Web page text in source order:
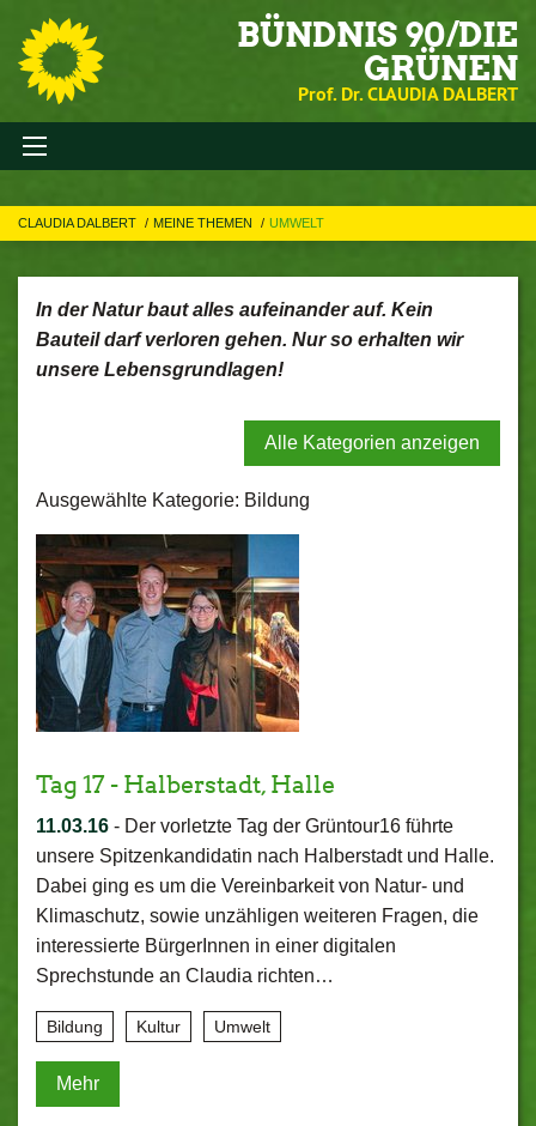
BÜNDNIS 90/DIE
GRÜNEN
Prof. Dr. CLAUDIA DALBERT
CLAUDIA DALBERT MEINE THEMEN UMWELT
In der Natur baut alles aufeinander auf. Kein
Bauteil darf verloren gehen. Nur so erhalten wir
unsere Lebensgrundlagen!
Alle Kategorien anzeigen
Ausgewählte Kategorie: Bildung
Tag 17 - Halberstadt, Halle
11.03.16 - Der vorletzte Tag der Grüntour16 führte
unsere Spitzenkandidatin nach Halberstadt und Halle.
Dabei ging es um die Vereinbarkeit von Natur- und
Klimaschutz, sowie unzähligen weiteren Fragen, die
interessierte BürgerInnen in einer digitalen
Sprechstunde an Claudia richten…
Bildung Kultur Umwelt
Mehr